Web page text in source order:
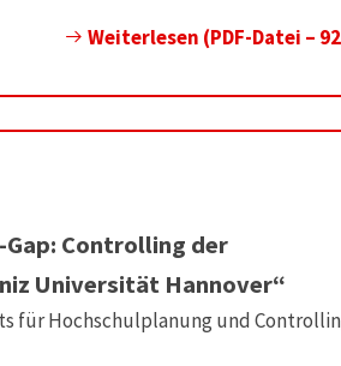
Weiterlesen (PDF-Datei –
Gap: Controlling der
Universität Hannover“
für Hochschulplanung und